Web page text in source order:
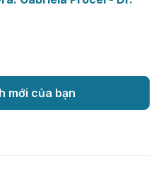
mới của bạn